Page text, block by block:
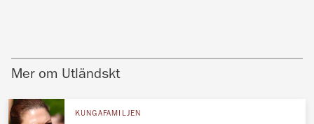
Mer om Utländskt
KUNGAFAMILJEN